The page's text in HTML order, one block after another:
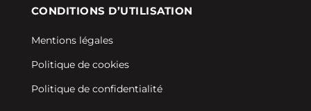
CONDITIONS D’UTILISATION
Mentions légales
Politique de cookies
Politique de confidentialité